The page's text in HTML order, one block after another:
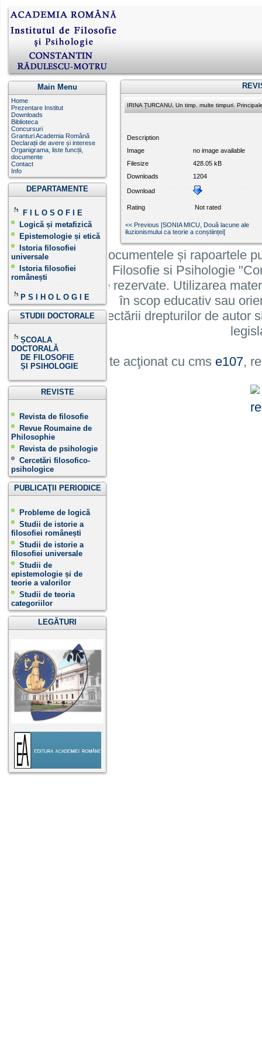
Main Menu
Home
Prezentare Institut
Downloads
Biblioteca
Concursuri
Granturi Academia Română
Declarații de avere și interese
Organigrama, liste funcții,
documente
Contact
Info
DEPARTAMENTE
F I L O S O F I E
Logică și metafizică
Epistemologie și etică
Istoria filosofiei
universale
Istoria filosofiei
românești
P S I H O L O G I E
STUDII DOCTORALE
ȘCOALA
DOCTORALĂ
DE FILOSOFIE
ȘI PSIHOLOGIE
REVISTE
Revista de filosofie
Revue Roumaine de
Philosophie
Revista de psihologie
Cercetări filosofico-
psihologice
PUBLICAŢII PERIODICE
Probleme de logică
Studii de istorie a
filosofiei românești
Studii de istorie a
filosofiei universale
Studii de
epistemologie și de
teorie a valorilor
Studii de teoria
categoriilor
LEGĂTURI
IRINA ȚURCANU, Un timp, multe timpuri.
Description
Image
no image available
Filesize
428.05 kB
Downloads
1204
Download
Rating Not rated
<< Previous [SONIA MICU, Două lacune ale
iluzionismului ca teorie a conștiinței]
Informatiile, documentele și rapoartele
Institutului de Filosofie si Psihologie
cu toate drepturile rezervate. Utilizarea
în scop educativ sau
cu condiția respectării drepturilor de autor
Site acţionat cu cms e107,